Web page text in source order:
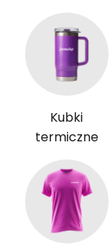
Kubki
termiczne